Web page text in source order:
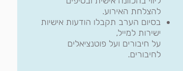
להצלחת האירוע.
בסיום הערב תקבלו הודעות אישיות
ישירות למייל,
על חיבורים ועל פוטנציאלים
לחיבורים.